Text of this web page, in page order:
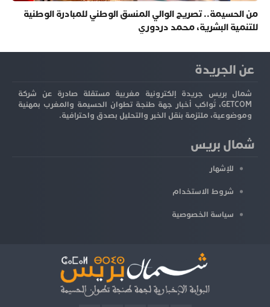
من الحسيمة.. تصريح الوالي المنسق الوطني للمبادرة الوطنية
للتنمية البشرية، محمد دردوري
عن الجريدة
شمال بريس جريدة إلكترونية مغربية مستقلة صادرة عن شركة
GETCOM، تُواكب أخبار جهة طنجة تطوان الحسيمة والمغرب بمهنية
وموضوعية، ملتزمة بنقل الخبر والتحليل بصدق واحترافية.
شمال بريس
للإشهار
شروط الاستخدام
سياسة الخصوصية